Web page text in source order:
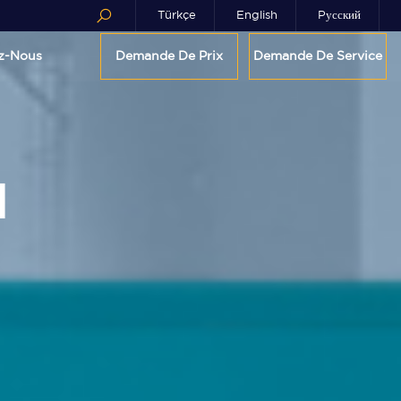
Türkçe English Pусский
Nous Demande De Prix Demande De Service